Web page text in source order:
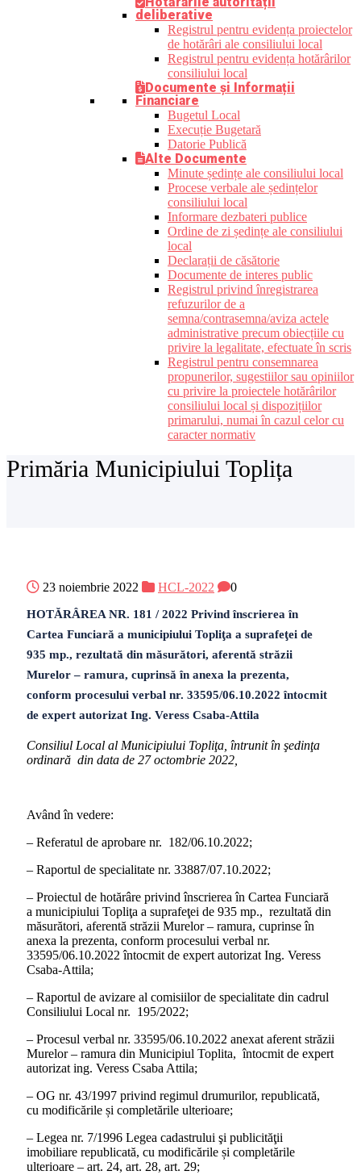
deliberative
Registrul pentru evidența proiectelor
de hotărâri ale consiliului local
Registrul pentru evidența hotărârilor
consiliului local
Documente și Informații
Financiare
Bugetul Local
Execuție Bugetară
Datorie Publică
Alte Documente
Minute ședințe ale consiliului local
Procese verbale ale ședințelor
consiliului local
Informare dezbateri publice
Ordine de zi ședințe ale consiliului
local
Declarații de căsătorie
Documente de interes public
Registrul privind înregistrarea
refuzurilor de a
semna/contrasemna/aviza actele
administrative precum obiecțiile cu
privire la legalitate, efectuate în scris
Registrul pentru consemnarea
propunerilor, sugestiilor sau opiniilor
cu privire la proiectele hotărârilor
consiliului local și dispozițiilor
primarului, numai în cazul celor cu
caracter normativ
Primăria Municipiului Toplița
23 noiembrie 2022 HCL-2022 0
HOTĂRÂREA NR. 181 / 2022 Privind înscrierea în
Cartea Funciară a municipiului Topliţa a suprafeţei de
935 mp., rezultată din măsurători, aferentă străzii
Murelor – ramura, cuprinsă în anexa la prezenta,
conform procesului verbal nr. 33595/06.10.2022 întocmit
de expert autorizat Ing. Veress Csaba-Attila
Consiliul Local al Municipiului Topliţa, întrunit în şedinţa
ordinară din data de 27 octombrie 2022,
Având în vedere:
– Referatul de aprobare nr. 182/06.10.2022;
– Raportul de specialitate nr. 33887/07.10.2022;
– Proiectul de hotărâre privind înscrierea în Cartea Funciară
a municipiului Topliţa a suprafeţei de 935 mp., rezultată din
măsurători, aferentă străzii Murelor – ramura, cuprinse în
anexa la prezenta, conform procesului verbal nr.
33595/06.10.2022 întocmit de expert autorizat Ing. Veress
Csaba-Attila;
– Raportul de avizare al comisiilor de specialitate din cadrul
Consiliului Local nr. 195/2022;
– Procesul verbal nr. 33595/06.10.2022 anexat aferent străzii
Murelor – ramura din Municipiul Toplita, întocmit de expert
autorizat ing. Veress Csaba Attila;
– OG nr. 43/1997 privind regimul drumurilor, republicată,
cu modificările și completările ulterioare;
– Legea nr. 7/1996 Legea cadastrului şi publicităţii
imobiliare republicată, cu modificările și completările
ulterioare – art. 24, art. 28, art. 29;